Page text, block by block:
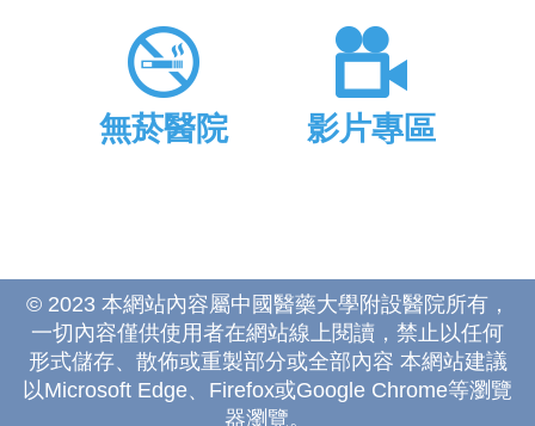
無菸醫院 影片專區
© 2023 本網站內容屬中國醫藥大學附設醫院所有，
一切內容僅供使用者在網站線上閱讀，禁止以任何
形式儲存、散佈或重製部分或全部內容 本網站建議
以Microsoft Edge、Firefox或Google Chrome等瀏覽
器瀏覽。